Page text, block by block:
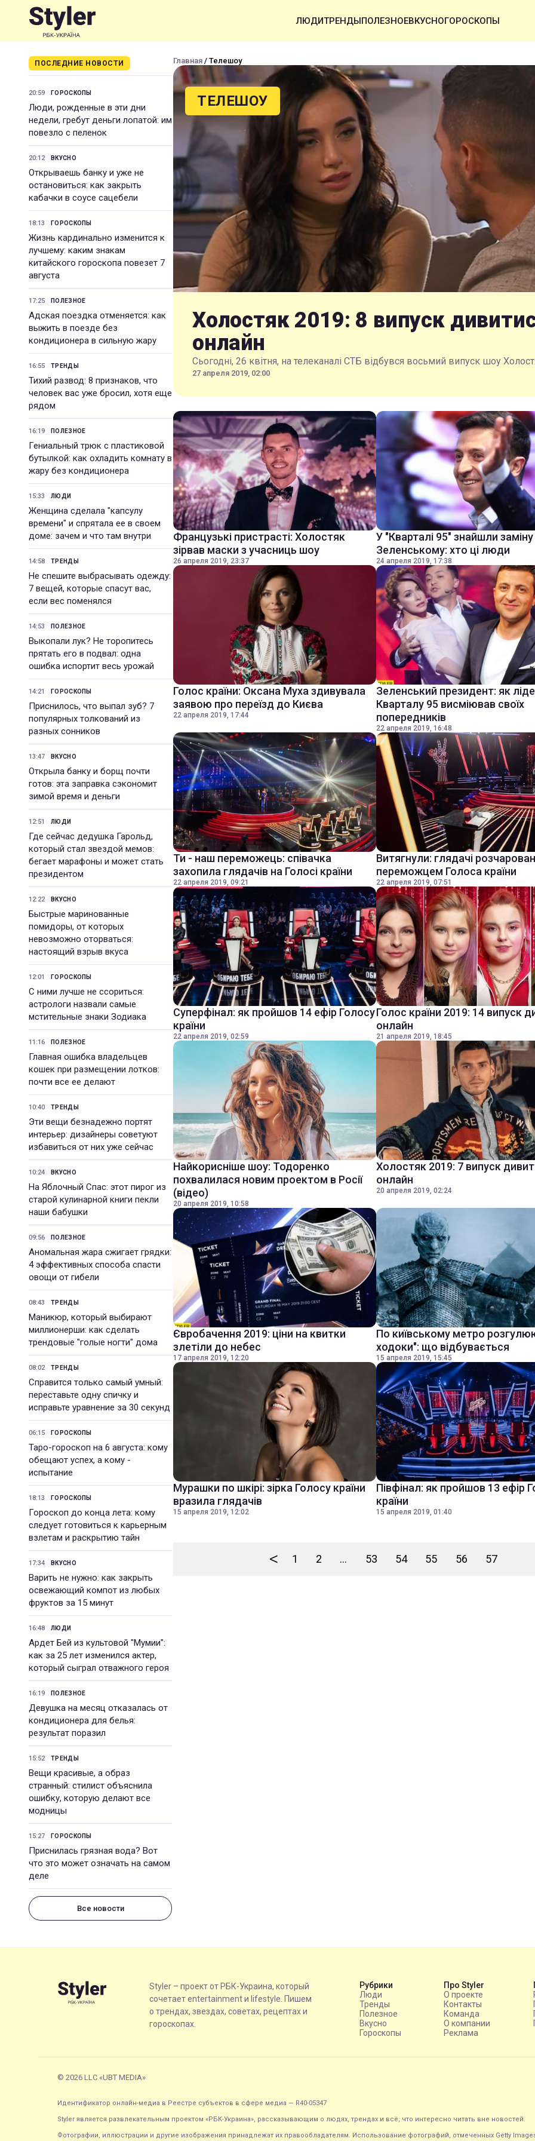
ЛЮДИТРЕНДЫПОЛЕЗНОЕВКУСНОГОРОСКОПЫ
ПОСЛЕДНИЕ НОВОСТИ
20:59 ГОРОСКОПЫ
Люди, рожденные в эти дни
недели, гребут деньги лопатой: им
повезло с пеленок
20:12 ВКУСНО
Открываешь банку и уже не
остановиться: как закрыть
кабачки в соусе сацебели
18:13 ГОРОСКОПЫ
Жизнь кардинально изменится к
лучшему: каким знакам
китайского гороскопа повезет 7
августа
17:25 ПОЛЕЗНОЕ
Адская поездка отменяется: как
выжить в поезде без
кондиционера в сильную жару
16:55 ТРЕНДЫ
Тихий развод: 8 признаков, что
человек вас уже бросил, хотя еще
рядом
16:19 ПОЛЕЗНОЕ
Гениальный трюк с пластиковой
бутылкой: как охладить комнату в
жару без кондиционера
15:33 ЛЮДИ
Женщина сделала "капсулу
времени" и спрятала ее в своем
доме: зачем и что там внутри
14:58 ТРЕНДЫ
Не спешите выбрасывать одежду:
7 вещей, которые спасут вас,
если вес поменялся
14:53 ПОЛЕЗНОЕ
Выкопали лук? Не торопитесь
прятать его в подвал: одна
ошибка испортит весь урожай
14:21 ГОРОСКОПЫ
Приснилось, что выпал зуб? 7
популярных толкований из
разных сонников
13:47 ВКУСНО
Открыла банку и борщ почти
готов: эта заправка сэкономит
зимой время и деньги
12:51 ЛЮДИ
Где сейчас дедушка Гарольд,
который стал звездой мемов:
бегает марафоны и может стать
президентом
12:22 ВКУСНО
Быстрые маринованные
помидоры, от которых
невозможно оторваться:
настоящий взрыв вкуса
12:01 ГОРОСКОПЫ
С ними лучше не ссориться:
астрологи назвали самые
мстительные знаки Зодиака
11:16 ПОЛЕЗНОЕ
Главная ошибка владельцев
кошек при размещении лотков:
почти все ее делают
10:40 ТРЕНДЫ
Эти вещи безнадежно портят
интерьер: дизайнеры советуют
избавиться от них уже сейчас
10:24 ВКУСНО
На Яблочный Спас: этот пирог из
старой кулинарной книги пекли
наши бабушки
09:56 ПОЛЕЗНОЕ
Аномальная жара сжигает грядки:
4 эффективных способа спасти
овощи от гибели
08:43 ТРЕНДЫ
Маникюр, который выбирают
миллионерши: как сделать
трендовые "голые ногти" дома
08:02 ТРЕНДЫ
Справится только самый умный:
переставьте одну спичку и
исправьте уравнение за 30 секунд
06:15 ГОРОСКОПЫ
Таро-гороскоп на 6 августа: кому
обещают успех, а кому -
испытание
18:13 ГОРОСКОПЫ
Гороскоп до конца лета: кому
следует готовиться к карьерным
взлетам и раскрытию тайн
17:34 ВКУСНО
Варить не нужно: как закрыть
освежающий компот из любых
фруктов за 15 минут
16:48 ЛЮДИ
Ардет Бей из культовой "Мумии":
как за 25 лет изменился актер,
который сыграл отважного героя
16:19 ПОЛЕЗНОЕ
Девушка на месяц отказалась от
кондиционера для белья:
результат поразил
15:52 ТРЕНДЫ
Вещи красивые, а образ
странный: стилист объяснила
ошибку, которую делают все
модницы
15:27 ГОРОСКОПЫ
Приснилась грязная вода? Вот
что это может означать на самом
деле
Все новости
Главная / Телешоу
ТЕЛЕШОУ
Холостяк 2019: 8 випуск
онлайн
Сьогодні, 26 квітня, на телеканалі СТБ відбувся восьмий випуск шоу
27 апреля 2019, 02:00
Французькі пристрасті: Холостяк
зірвав маски з учасниць шоу
26 апреля 2019, 23:37
У "Кварталі 95" знайшли заміну
Зеленському: хто ці люди
24 апреля 2019, 17:38
Голос країни: Оксана Муха здивувала
заявою про переїзд до Києва
22 апреля 2019, 17:44
Зеленський президент: як
Кварталу 95 висміював своїх
попередників
22 апреля 2019, 16:48
Ти - наш переможець: співачка
захопила глядачів на Голосі країни
22 апреля 2019, 09:21
Витягнули: глядачі
переможцем Голоса країни
22 апреля 2019, 07:51
Суперфінал: як пройшов 14 ефір Голосу
країни
22 апреля 2019, 02:59
Голос країни 2019: 14 випуск
онлайн
21 апреля 2019, 18:45
Найкорисніше шоу: Тодоренко
похвалилася новим проектом в Росії
(відео)
20 апреля 2019, 10:58
Холостяк 2019: 7 випуск
онлайн
20 апреля 2019, 02:24
Євробачення 2019: ціни на квитки
злетіли до небес
17 апреля 2019, 12:20
По київському метро
ходоки": що відбувається
15 апреля 2019, 15:45
Мурашки по шкірі: зірка Голосу країни
вразила глядачів
15 апреля 2019, 12:02
Півфінал: як пройшов 13 ефір
країни
15 апреля 2019, 01:40
< 1 2 ... 53 54 55 56 57
Styler – проект от РБК-Украина, который
сочетает entertainment и lifestyle. Пишем
о трендах, звездах, советах, рецептах и
гороскопах.
Рубрики
Люди
Тренды
Полезное
Вкусно
Гороскопы
Про Styler
О проекте
Контакты
Команда
О компании
Реклама
© 2026 LLC «UBT MEDIA»
Идентификатор онлайн-медиа в Реестре субъектов в сфере медиа — R40-05347
Styler является развлекательным проектом «РБК-Украина», рассказывающим о людях, трендах и всё, что интересно читать вне новостей.
Фотографии, иллюстрации и другие изображения принадлежат их правообладателям. Использование фотографий, отмеченных Getty